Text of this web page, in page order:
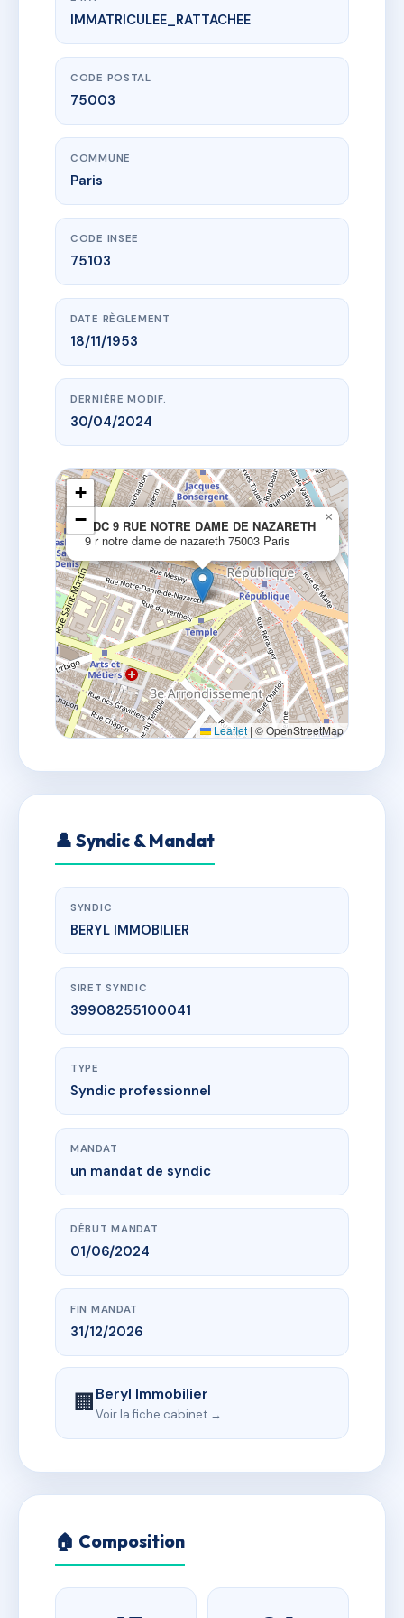
www.vme.plus/AE7639958
SDC 9 RUE NOTRE DAME DE NAZARETH
9 r notre dame de nazareth
IMMATRICULEE_RATTACHEE
CODE POSTAL
75003
COMMUNE
Paris
CODE INSEE
75103
DATE RÈGLEMENT
18/11/1953
DERNIÈRE MODIF.
30/04/2024
SDC 9 RUE NOTRE DAME DE NAZARETH
9 r notre dame de nazareth 75003 Paris
×
+
−
Leaflet | © OpenStreetMap
👤 Syndic & Mandat
SYNDIC
BERYL IMMOBILIER
SIRET SYNDIC
39908255100041
TYPE
Syndic professionnel
MANDAT
un mandat de syndic
DÉBUT MANDAT
01/06/2024
FIN MANDAT
31/12/2026
🏢Beryl Immobilier
Voir la fiche cabinet →
🏠 Composition